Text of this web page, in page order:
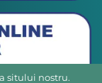
sitului nostru.